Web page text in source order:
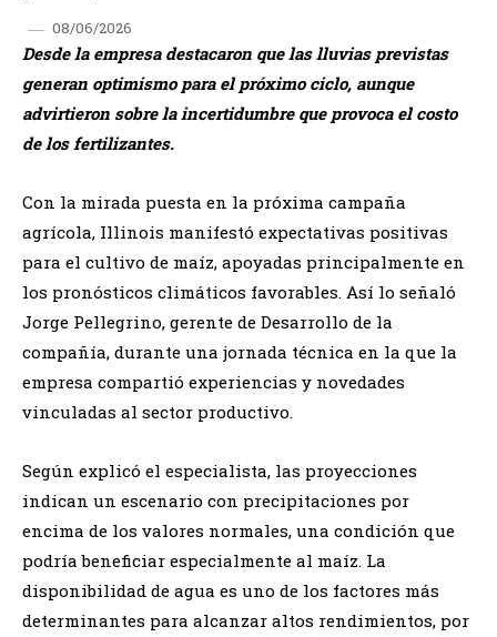
08/06/2026
Desde la empresa destacaron que las lluvias previstas
generan optimismo para el próximo ciclo, aunque
advirtieron sobre la incertidumbre que provoca el costo
de los fertilizantes.
Con la mirada puesta en la próxima campaña
agrícola, Illinois manifestó expectativas positivas
para el cultivo de maíz, apoyadas principalmente en
los pronósticos climáticos favorables. Así lo señaló
Jorge Pellegrino, gerente de Desarrollo de la
compañía, durante una jornada técnica en la que la
empresa compartió experiencias y novedades
vinculadas al sector productivo.
Según explicó el especialista, las proyecciones
indican un escenario con precipitaciones por
encima de los valores normales, una condición que
podría beneficiar especialmente al maíz. La
disponibilidad de agua es uno de los factores más
determinantes para alcanzar altos rendimientos, por